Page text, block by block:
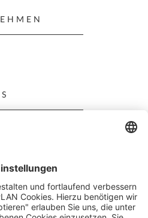
Xing
auf Facebook
auf YouTube
Group